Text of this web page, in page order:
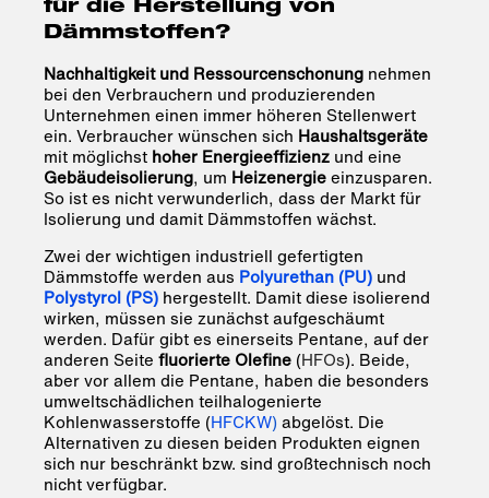
für die Herstellung von
Dämmstoffen?
Nachhaltigkeit und Ressourcenschonung nehmen
bei den Verbrauchern und produzierenden
Unternehmen einen immer höheren Stellenwert
ein. Verbraucher wünschen sich Haushaltsgeräte
mit möglichst hoher Energieeffizienz und eine
Gebäudeisolierung, um Heizenergieeinzusparen.
So ist es nicht verwunderlich, dass der Markt für
Isolierung und damit Dämmstoffen wächst.
Zwei der wichtigen industriell gefertigten
Dämmstoffe werden aus Polyurethan (PU) und
Polystyrol (PS) hergestellt. Damit diese isolierend
wirken, müssen sie zunächst aufgeschäumt
werden. Dafür gibt es einerseits Pentane, auf der
anderen Seite fluorierte Olefine (HFOs). Beide,
aber vor allem die Pentane, haben die besonders
umweltschädlichen teilhalogenierte
Kohlenwasserstoffe (HFCKW) abgelöst. Die
Alternativen zu diesen beiden Produkten eignen
sich nur beschränkt bzw. sind großtechnisch noch
nicht verfügbar.